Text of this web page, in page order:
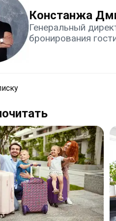
Констанжа
Генеральный
бронирования
на
в
с